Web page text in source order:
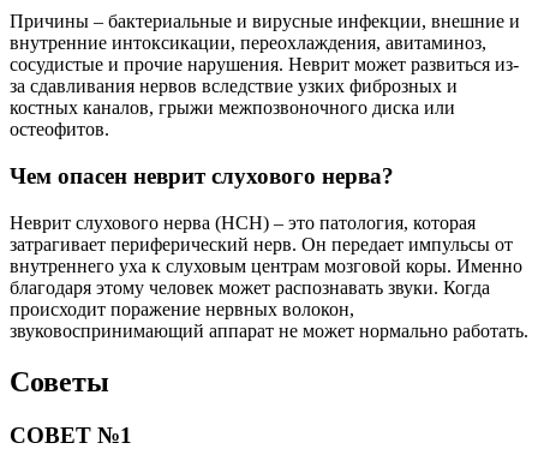
Причины – бактериальные и вирусные инфекции, внешние и
внутренние интоксикации, переохлаждения, авитаминоз,
сосудистые и прочие нарушения. Неврит может развиться из-
за сдавливания нервов вследствие узких фиброзных и
костных каналов, грыжи межпозвоночного диска или
остеофитов.
Чем опасен неврит слухового нерва?
Неврит слухового нерва (НСН) – это патология, которая
затрагивает периферический нерв. Он передает импульсы от
внутреннего уха к слуховым центрам мозговой коры. Именно
благодаря этому человек может распознавать звуки. Когда
происходит поражение нервных волокон,
звуковоспринимающий аппарат не может нормально работать.
Советы
СОВЕТ №1